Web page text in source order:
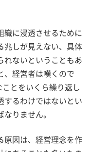
織に浸透させるために
兆しが見えない、具体
れないということもあ
、経営者は嘆くので
とをいくら繰り返し
するわけではないとい
りません。
原因は、経営理念を作